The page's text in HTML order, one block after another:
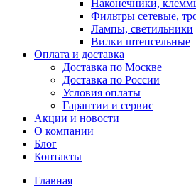
Наконечники,
Фильтры сетевые,
Лампы, светильники
Вилки штепсельные
Оплата и доставка
Доставка по Москве
Доставка по России
Условия оплаты
Гарантии и сервис
Акции и новости
О компании
Блог
Контакты
Главная